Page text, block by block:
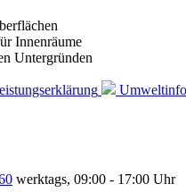
Innenräume
Untergründen
werktags, 09:00 - 17:00 Uhr